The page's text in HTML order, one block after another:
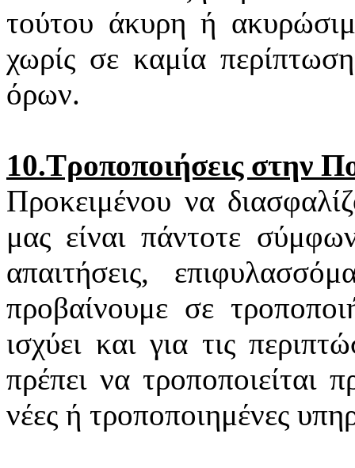
τούτου άκυρη ή
χωρίς σε καμία
όρων.
10.Τροποποιήσεις στην
Προκειμένου να
μας είναι πάντοτε
απαιτήσεις,
προβαίνουμε σε
ισχύει και για τις
πρέπει να τροποποιείται
νέες ή τροποποιημένες